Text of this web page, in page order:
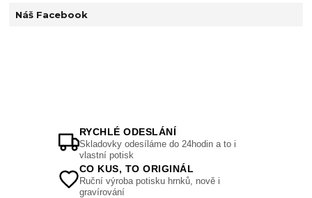
Náš Facebook
RYCHLÉ ODESLÁNÍ
Skladovky odesíláme do 24hodin a to i
vlastní potisk
CO KUS, TO ORIGINÁL
Ruční výroba potisku hrnků, nově i
gravírování